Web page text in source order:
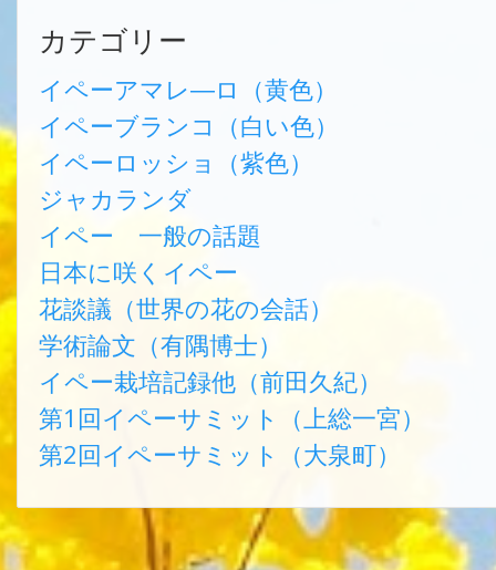
カテゴリー
イペーアマレ―ロ（黄色）
イペーブランコ（白い色）
イペーロッショ（紫色）
ジャカランダ
イペー 一般の話題
日本に咲くイペー
花談議（世界の花の会話）
学術論文（有隅博士）
イペー栽培記録他（前田久紀）
第1回イペーサミット（上総一宮）
第2回イペーサミット（大泉町）